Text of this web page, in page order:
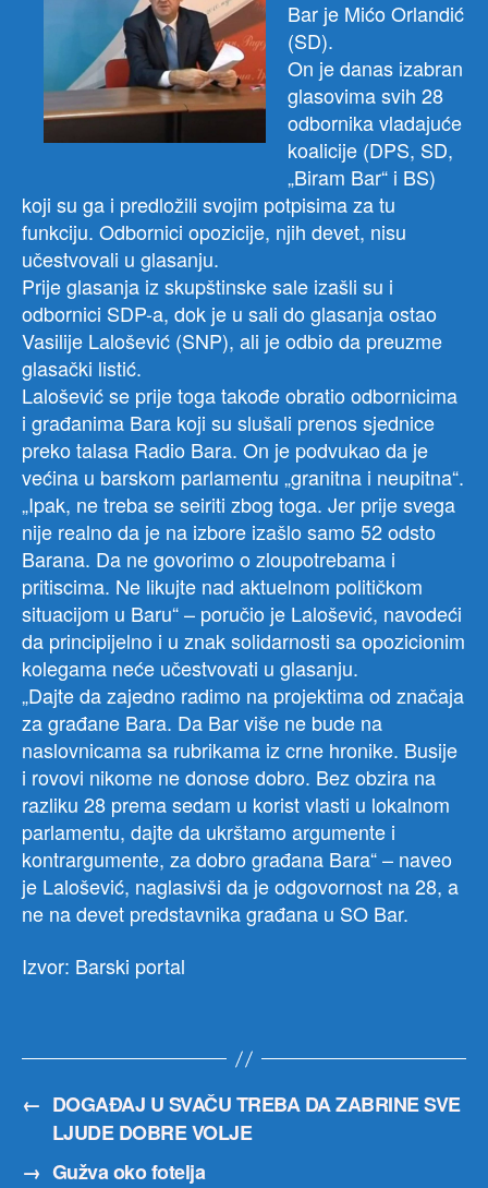
Bar je Mićo Orlandić
(SD).
On je danas izabran
glasovima svih 28
odbornika vladajuće
koalicije (DPS, SD,
„Biram Bar“ i BS)
koji su ga i predložili svojim potpisima za tu
funkciju. Odbornici opozicije, njih devet, nisu
učestvovali u glasanju.
Prije glasanja iz skupštinske sale izašli su i
odbornici SDP-a, dok je u sali do glasanja ostao
Vasilije Lalošević (SNP), ali jeodbio da preuzme
glasački listić.
Lalošević se prije toga takođe obratio odbornicima
i građanima Bara koji su slušali prenos sjednice
preko talasa Radio Bara. On je podvukao da je
većina u barskom parlamentu „granitna i neupitna“.
„Ipak, ne treba se seiriti zbog toga. Jer prije svega
nije realno da je na izbore izašlo samo 52 odsto
Barana. Da ne govorimo o zloupotrebama i
pritiscima. Ne likujte nad aktuelnom političkom
situacijom u Baru“ – poručio je Lalošević, navodeći
da principijelno i u znak solidarnosti sa opozicionim
kolegama neće učestvovati u glasanju.
„Dajte da zajedno radimo na projektima od značaja
za građane Bara. Da Bar više ne bude na
naslovnicama sa rubrikama iz crne hronike. Busije
i rovovi nikome ne donose dobro. Bez obzira na
razliku 28 prema sedam u korist vlasti u lokalnom
parlamentu, dajte da ukrštamo argumente i
kontrargumente, za dobro građana Bara“ – naveo
je Lalošević, naglasivši da je odgovornost na 28, a
ne na devet predstavnika građana u SO Bar.
Izvor: Barski portal
← DOGAĐAJ U SVAČU TREBA DA ZABRINE SVE
LJUDE DOBRE VOLJE
→ Gužva oko fotelja